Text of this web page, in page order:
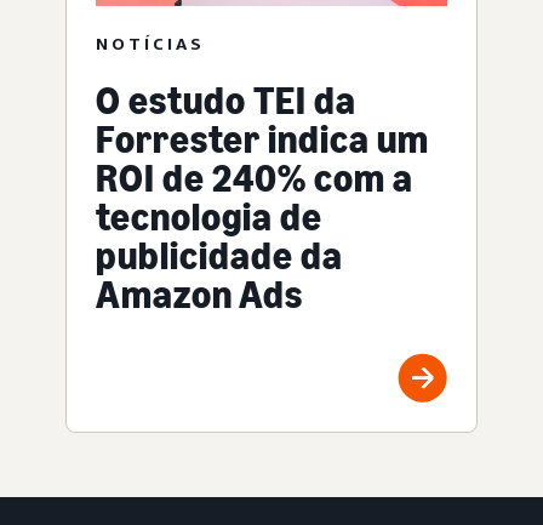
NOTÍCIAS
O estudo TEI da
Forrester indica um
ROI de 240% com a
tecnologia de
publicidade da
Amazon Ads